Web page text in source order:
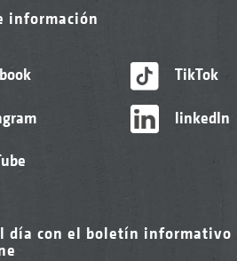
información
TikTok
linkedIn
día con el boletín informativo